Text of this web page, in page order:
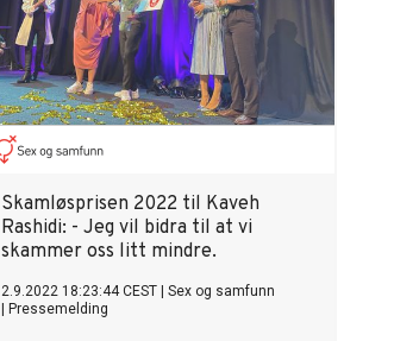
Skamløsprisen 2022 til Kaveh
Rashidi: - Jeg vil bidra til at vi
skammer oss litt mindre.
2.9.2022 18:23:44 CEST
Sex og samfunn
Pressemelding